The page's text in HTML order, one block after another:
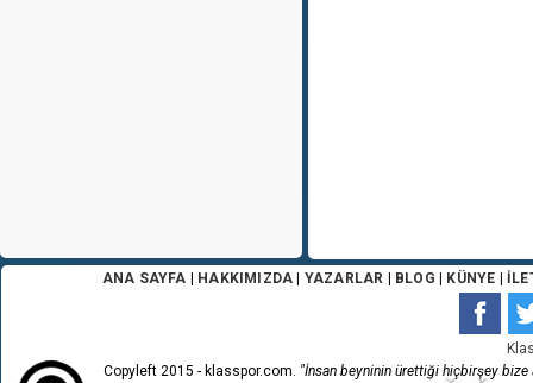
ANA SAYFA HAKKIMIZDA YAZARLAR BLOG KÜNYE
Copyleft 2015 - klasspor.com. "İnsan beyninin ürettiği hiçbirşey bize